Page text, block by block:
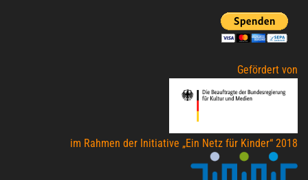
Gefördert von
im Rahmen der Initiative „Ein Netz für Kinder“ 2018